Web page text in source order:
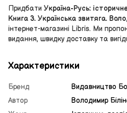
Придбати Україна-Русь:
Книга 3. Українська звитяга.
інтернет-магазині Libris. Ми
видання, швидку доставку та
Характеристики
Бренд
Видавництво
Автор
Володимир